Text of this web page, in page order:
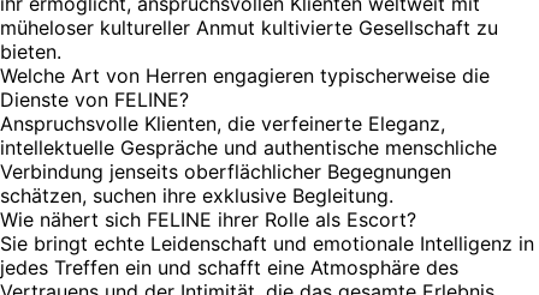
müheloser kultureller Anmut kultivierte Gesellschaft zu
bieten.
Welche Art von Herren engagieren typischerweise die
Dienste von FELINE?
Anspruchsvolle Klienten, die verfeinerte Eleganz,
intellektuelle Gespräche und authentische menschliche
Verbindung jenseits oberflächlicher Begegnungen
schätzen, suchen ihre exklusive Begleitung.
Wie nähert sich FELINE ihrer Rolle als Escort?
Sie bringt echte Leidenschaft und emotionale Intelligenz in
jedes Treffen ein und schafft eine Atmosphäre des